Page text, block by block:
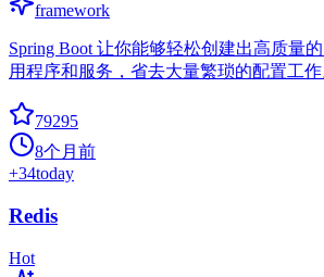
framework
Spring Boot 让你能够轻松创建出高质量
用程序和服务，省去大量繁琐的配置工作
79295
8个月前
+34today
Redis
Hot